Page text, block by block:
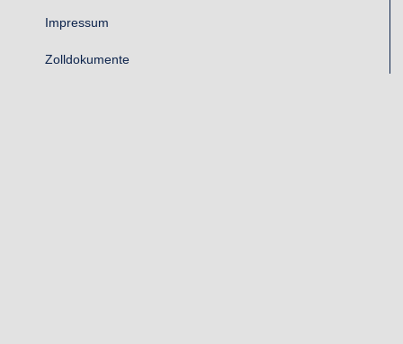
Impressum
Zolldokumente